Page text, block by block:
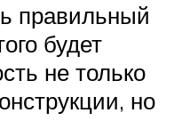
правильный
будет
не только
но